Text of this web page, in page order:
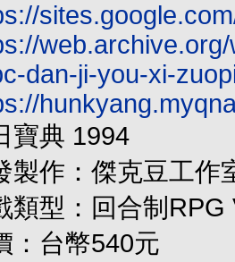
dan-ji-you-xi-
寶典 1994
製作：傑克豆工作
類型：回合制
：台幣540元